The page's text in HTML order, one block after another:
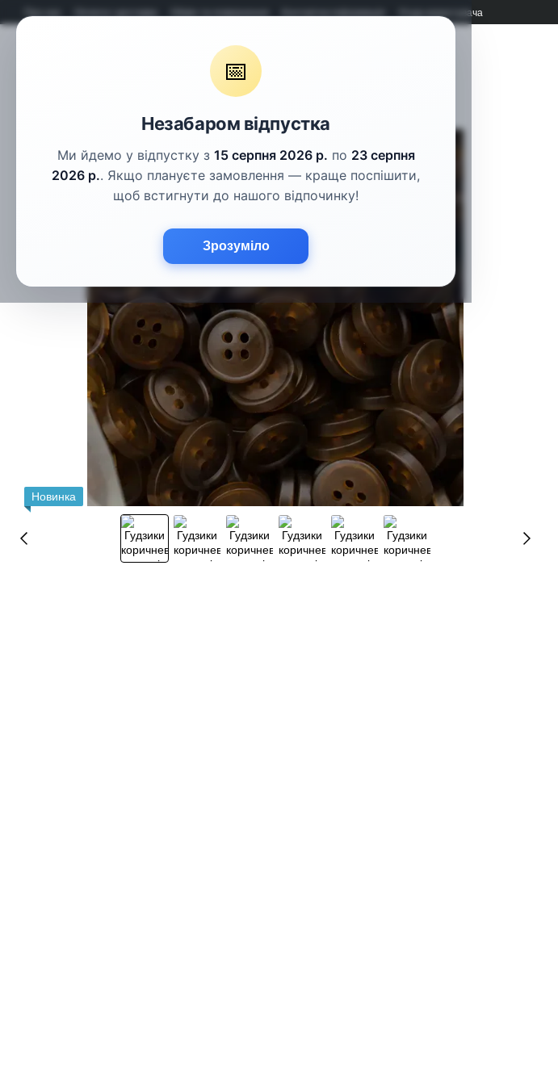
📅
Незабаром відпустка
Ми йдемо у відпустку з 15 серпня 2026 р. по 23 серпня
2026 р.. Якщо плануєте замовлення — краще поспішити,
щоб встигнути до нашого відпочинку!
Зрозуміло
Про нас Оплата і доставка Обмін та повернення Контактна інформація Угода користувача
Гудзики Шнури
Новинка